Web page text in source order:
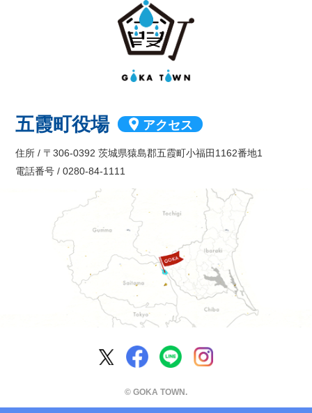
五霞町役場 アクセス
住所 / 〒306-0392 茨城県猿島郡五霞町小福田1162番地1
電話番号 / 0280-84-1111
五霞町公式X五霞町公式Facebook
五霞町公式LINE
© GOKA TOWN.